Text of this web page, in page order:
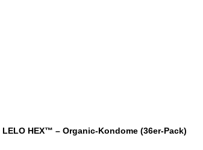
LELO HEX™ – Organic-Kondome (36er-Pack)